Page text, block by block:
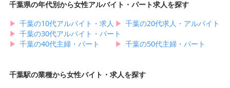
千葉県の年代別から女性アルバイト・パート求人を探す
▶︎ 千葉の10代アルバイト・求人 ▶︎ 千葉の20代求人・アルバイト
▶︎ 千葉の30代アルバイト・パート
▶︎ 千葉の40代主婦・パート ▶︎ 千葉の50代主婦・パート
千葉駅の業種から女性バイト・求人を探す